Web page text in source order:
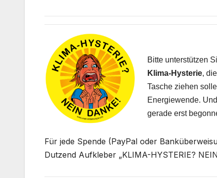
Bitte unterstützen
Klima-Hysterie,
Tasche ziehen
Energiewende.
gerade erst
Für jede Spende (PayPal oder
Dutzend Aufkleber „KLIMA-HYSTERIE?